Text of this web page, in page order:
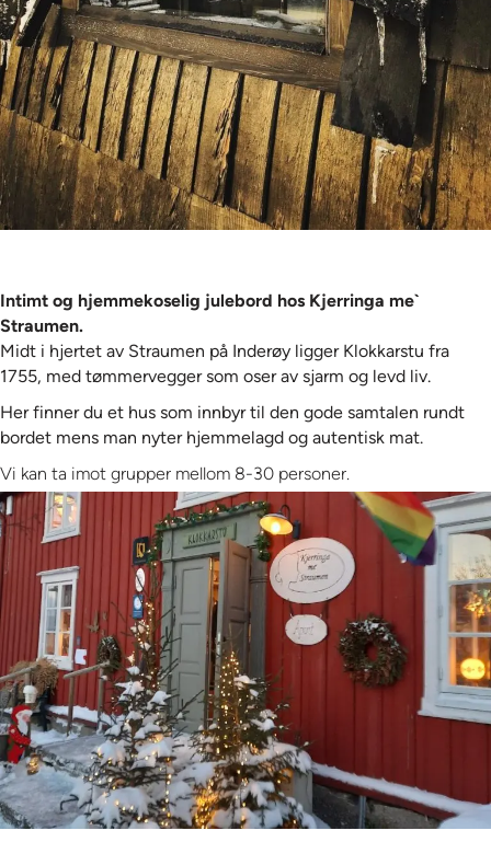
Intimt og hjemmekoselig julebord hos Kjerringa me`
Straumen.
Midt i hjertet av Straumen på Inderøy ligger Klokkarstu fra
1755, med tømmervegger som oser av sjarm og levd liv.
Her finner du et hus som innbyr til den gode samtalen rundt
bordet mens man nyter hjemmelagd og autentisk mat.
Vi kan ta imot grupper mellom 8-30 personer.